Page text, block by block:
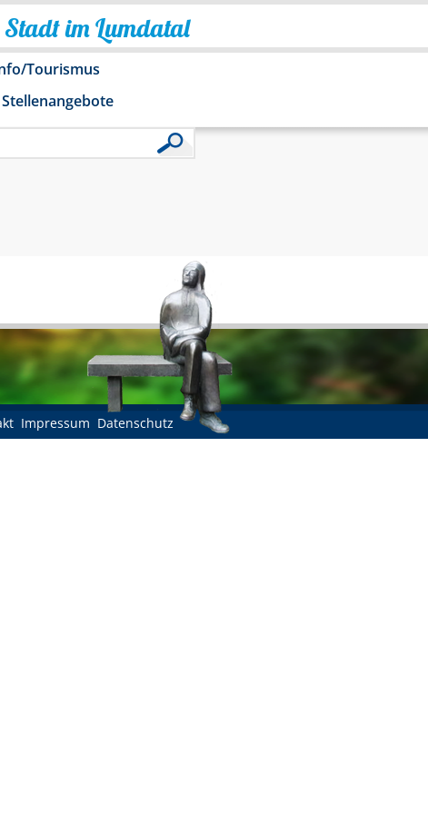
Stadt im Lumdatal
Tourismus
Stellenangebote
Impressum Datenschutz